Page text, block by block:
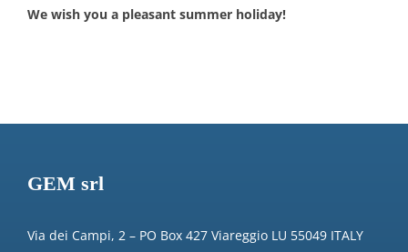
We wish you a pleasant summer holiday!
GEM srl
Via dei Campi, 2 – PO Box 427 Viareggio LU 55049 ITALY